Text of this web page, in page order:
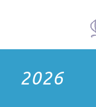
2026